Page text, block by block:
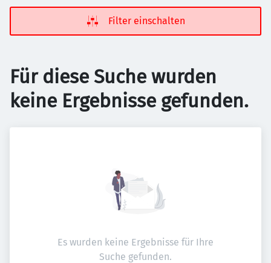
Filter einschalten
Für diese Suche wurden
keine Ergebnisse gefunden.
Es wurden keine Ergebnisse für Ihre
Suche gefunden.